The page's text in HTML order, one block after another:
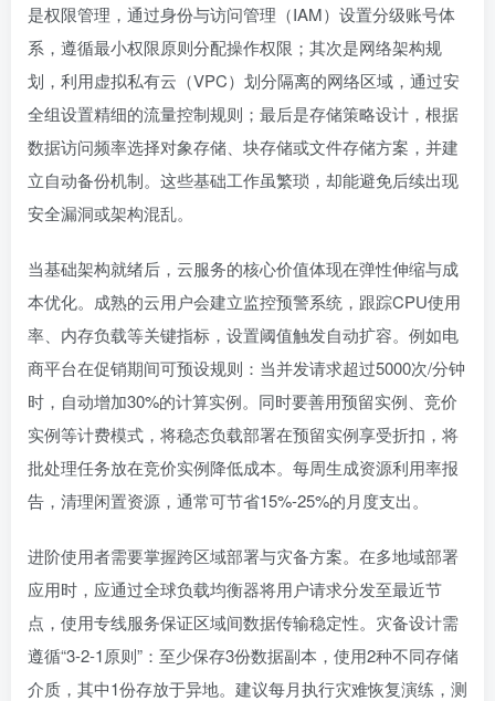
是权限管理，通过身份与访问管理（IAM）设置分级账号体
系，遵循最小权限原则分配操作权限；其次是网络架构规
划，利用虚拟私有云（VPC）划分隔离的网络区域，通过安
全组设置精细的流量控制规则；最后是存储策略设计，根据
数据访问频率选择对象存储、块存储或文件存储方案，并建
立自动备份机制。这些基础工作虽繁琐，却能避免后续出现
安全漏洞或架构混乱。
当基础架构就绪后，云服务的核心价值体现在弹性伸缩与成
本优化。成熟的云用户会建立监控预警系统，跟踪CPU使用
率、内存负载等关键指标，设置阈值触发自动扩容。例如电
商平台在促销期间可预设规则：当并发请求超过5000次/分钟
时，自动增加30%的计算实例。同时要善用预留实例、竞价
实例等计费模式，将稳态负载部署在预留实例享受折扣，将
批处理任务放在竞价实例降低成本。每周生成资源利用率报
告，清理闲置资源，通常可节省15%-25%的月度支出。
进阶使用者需要掌握跨区域部署与灾备方案。在多地域部署
应用时，应通过全球负载均衡器将用户请求分发至最近节
点，使用专线服务保证区域间数据传输稳定性。灾备设计需
遵循“3-2-1原则”：至少保存3份数据副本，使用2种不同存储
介质，其中1份存放于异地。建议每月执行灾难恢复演练，测